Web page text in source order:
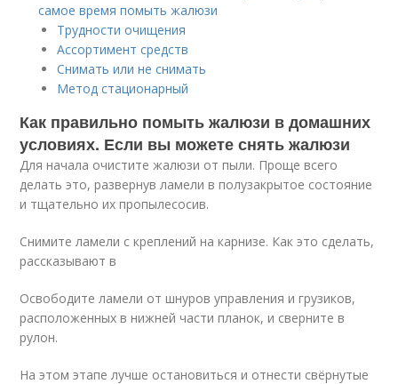
самое время помыть жалюзи
Трудности очищения
Ассортимент средств
Снимать или не снимать
Метод стационарный
Как правильно помыть жалюзи в домашних
условиях. Если вы можете снять жалюзи
Для начала очистите жалюзи от пыли. Проще всего
делать это, развернув ламели в полузакрытое состояние
и тщательно их пропылесосив.
Снимите ламели с креплений на карнизе. Как это сделать,
рассказывают в
Освободите ламели от шнуров управления и грузиков,
расположенных в нижней части планок, и сверните в
рулон.
На этом этапе лучше остановиться и отнести свёрнутые